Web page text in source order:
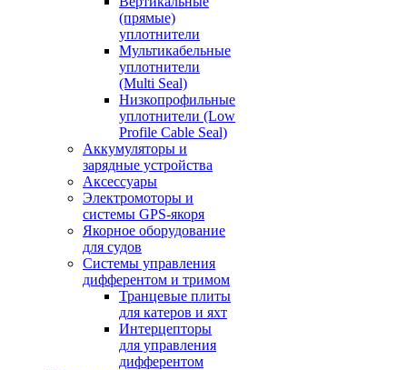
(прямые)
уплотнители
Мультикабельные
уплотнители
(Multi Seal)
Низкопрофильные
уплотнители (Low
Profile Cable Seal)
Аккумуляторы и
зарядные устройства
Аксессуары
Электромоторы и
системы GPS-якоря
Якорное оборудование
для судов
Системы управления
дифферентом и тримом
Транцевые плиты
для катеров и яхт
Интерцепторы
для управления
дифферентом